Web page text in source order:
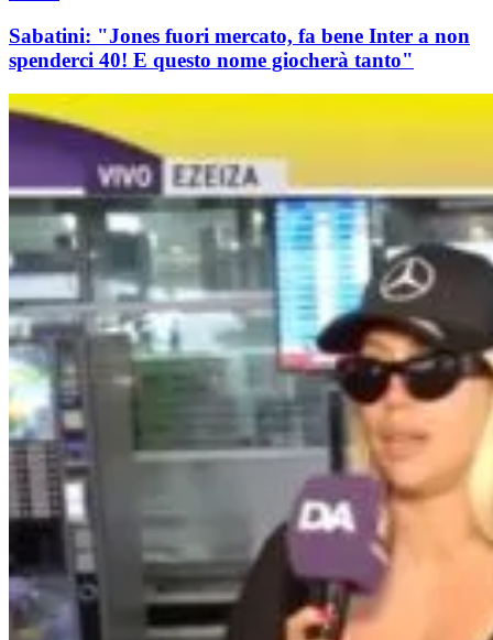
Sabatini: "Jones fuori mercato, fa bene Inter a non
spenderci 40! E questo nome giocherà tanto"